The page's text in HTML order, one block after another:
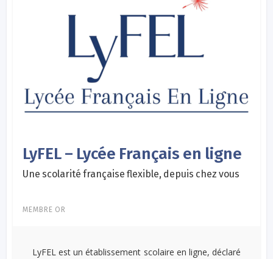
LyFEL – Lycée Français en ligne
Une scolarité française flexible, depuis chez vous
MEMBRE OR
LyFEL est un établissement scolaire en ligne, déclaré